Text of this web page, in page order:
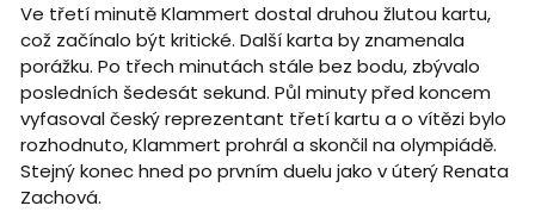
Ve třetí minutě Klammert dostal druhou žlutou kartu,
což začínalo být kritické. Další karta by znamenala
porážku. Po třech minutách stále bez bodu, zbývalo
posledních šedesát sekund. Půl minuty před koncem
vyfasoval český reprezentant třetí kartu a o vítězi bylo
rozhodnuto, Klammert prohrál a skončil na olympiádě.
Stejný konec hned po prvním duelu jako v úterý Renata
Zachová.